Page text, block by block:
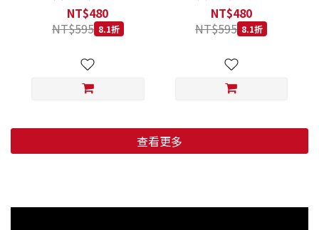
低穀鱈魚甜橙 小顆粒 800G
NT$480
NT$595 8.1折
羊肉藍莓 小顆粒 800G
NT$480
NT$595 8.1折
查看更多